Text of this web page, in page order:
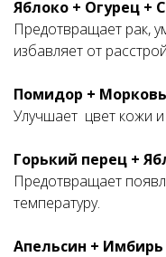
Яблоко + Огурец +
Предотвращает рак,
избавляет от
Помидор +
Улучшает цвет кожи и
Горький перец +
Предотвращает
температуру.
Апельсин + Имбирь